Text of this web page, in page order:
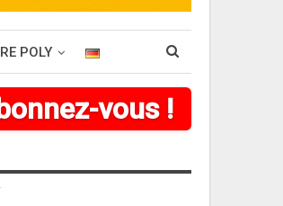
POLY
vous !